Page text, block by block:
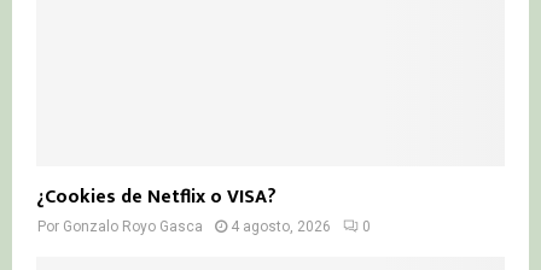
¿Cookies de Netflix o VISA?
Por Gonzalo Royo Gasca 4 agosto, 2026 0